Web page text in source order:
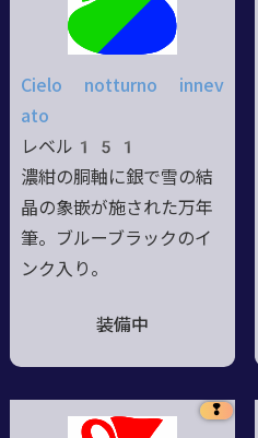
Cielo notturno innev
ato
レベル151
濃紺の胴軸に銀で雪の結
晶の象嵌が施された万年
筆。ブルーブラックのイ
ンク入り。
装備中
❢